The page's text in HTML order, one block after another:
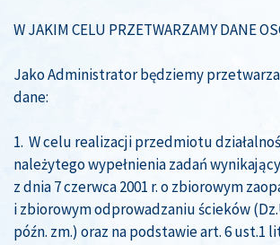
W JAKIM CELU PRZETWARZAMY DANE
Jako Administrator będziemy
dane:
1. W celu realizacji przedmiotu
należytego wypełnienia zadań
z dnia 7 czerwca 2001 r. o zbiorowym
i zbiorowym odprowadzaniu ścieków
późn. zm.) oraz na podstawie art. 6 ust.1